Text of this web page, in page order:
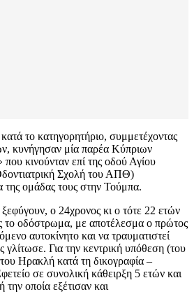
το κατηγορητήριο, συμμετέχοντας
κυνήγησαν μία παρέα Κύπριων
κινούνταν επί της οδού Αγίου
Σχολή του ΑΠΘ)
της ομάδας τους στην Τούμπα.
ο 24χρονος κι ο τότε 22 ετών
το οδόστρωμα, με αποτέλεσμα ο πρώτος
αυτοκίνητο και να τραυματιστεί
γλίτωσε. Για την κεντρική υπόθεση (του
Ηρακλή κατά τη δικογραφία –
σε συνολική κάθειρξη 5 ετών και
οποία εξέτισαν και